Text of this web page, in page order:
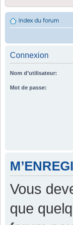
Index du forum
Connexion
Nom d’utilisateur:
Mot de passe:
Vous
que